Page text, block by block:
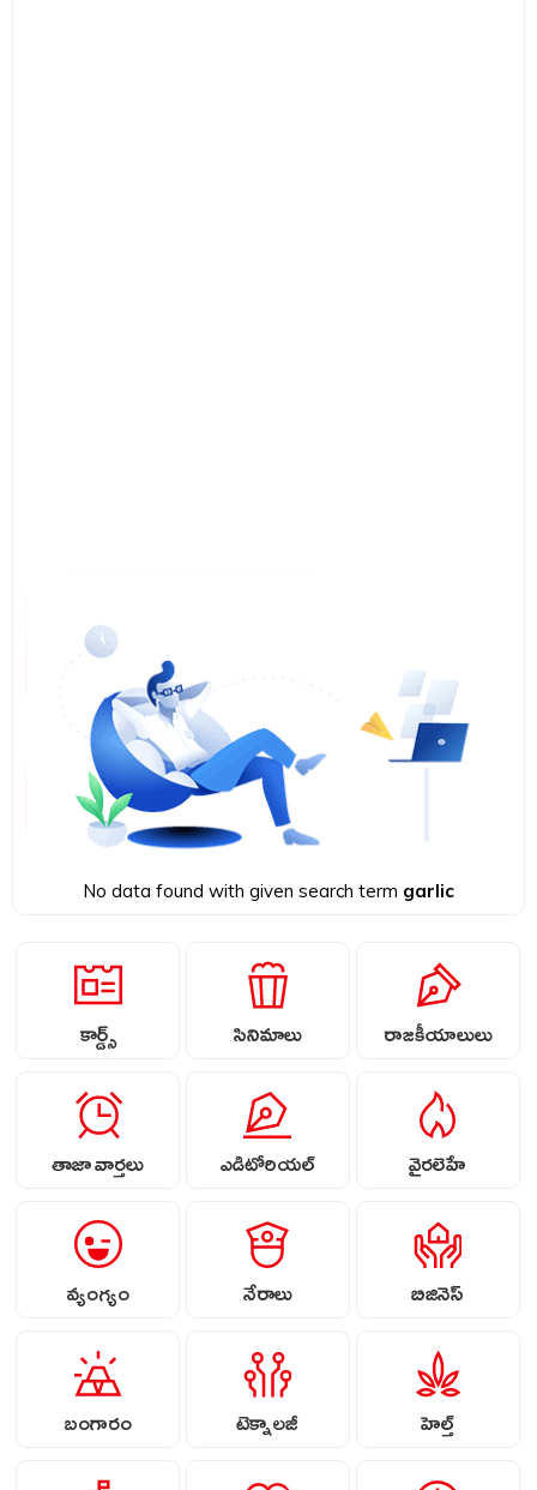
No data found with given search term garlic
కార్డ్స్ సినిమాలు రాజకీయాలులు
తాజా వార్తలు ఎడిటోరియల్ వైరలెహే
వ్యంగ్యం నేరాలు బిజినెస్
బంగారం టెక్నాలజీ హెల్త్